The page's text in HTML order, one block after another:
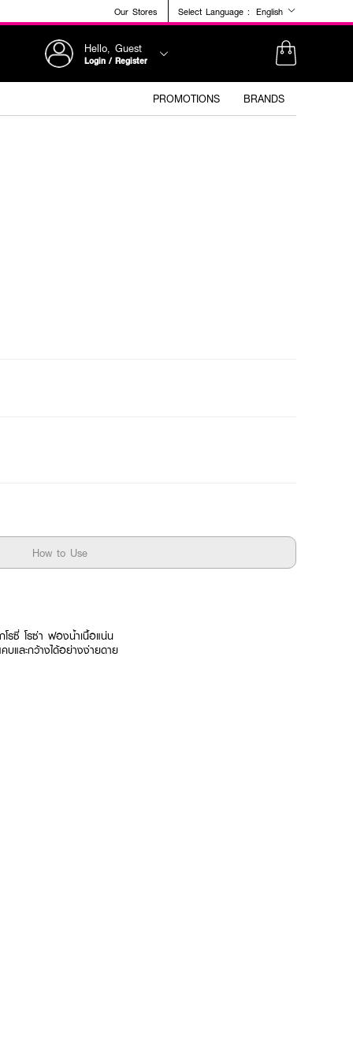
Our Stores Select Language : English
Hello, Guest
Login / Register
PROMOTIONS BRANDS
How to Use
รซี่ โรซ่า ฟองน้ำเนื้อแน่น
และกว้างได้อย่างง่ายดาย